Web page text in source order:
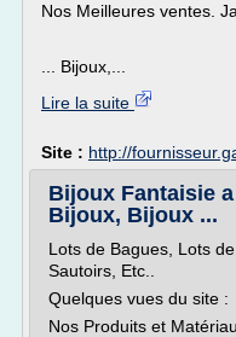
Nos Meilleures ventes.
... Bijoux,...
Lire la suite
Site : http://
Bijoux Fantaisie
Bijoux, Bijoux ...
Lots de Bagues, Lots
Sautoirs, Etc..
Quelques vues du site :
Nos Produits et